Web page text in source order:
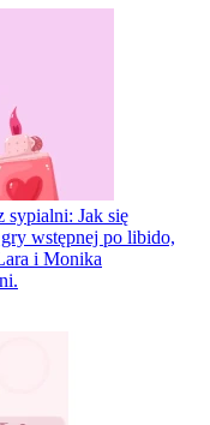
sypialni: Jak się
wstępnej po libido,
i Monika